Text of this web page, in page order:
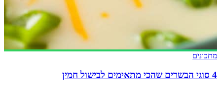
מתכונים
4 סוגי הבשרים שהכי מתאימים לבישול חמין